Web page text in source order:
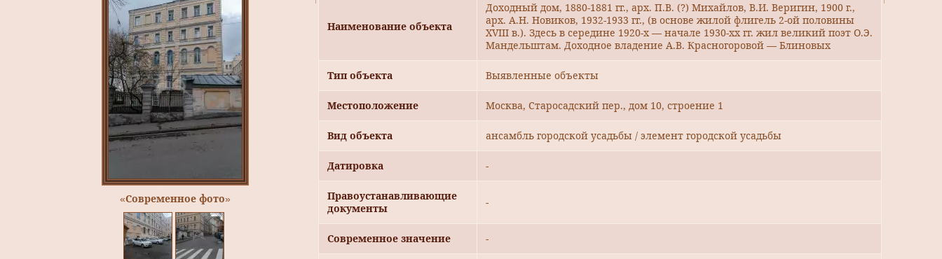
«Современное фото»
Наименование объекта
Доходный дом, 1880-1881 гг., арх. П.В. (?) Михайлов, В.И. Веригин, 1900 г.,
арх. А.Н. Новиков, 1932-1933 гг., (в основе жилой флигель 2-ой половины
XVIII в.). Здесь в середине 1920-х — начале 1930-хх гг. жил великий поэт О.Э.
Мандельштам. Доходное владение А.В. Красногоровой — Блиновых
Тип объекта Выявленные объекты
Местоположение Москва, Старосадский пер., дом 10, строение 1
Вид объекта ансамбль городской усадьбы / элемент городской усадьбы
Датировка -
Правоустанавливающие
документы
-
Современное значение -